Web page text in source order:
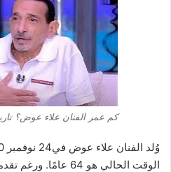
كم عمر الفنان علاء عوض؟
الوقت الحالي هو 64